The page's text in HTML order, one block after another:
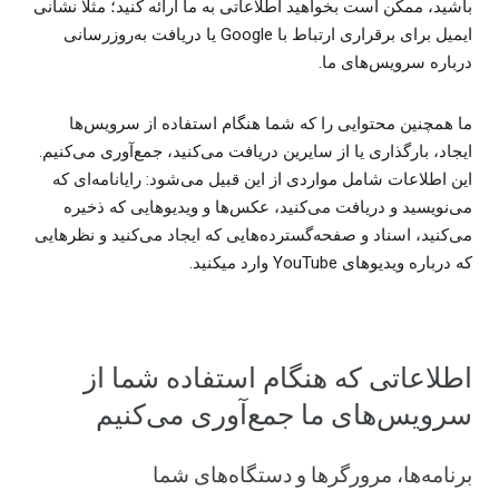
باشید، ممکن است بخواهید اطلاعاتی به ما ارائه کنید؛ مثلاً نشانی
ایمیل برای برقراری ارتباط با Google یا دریافت به‌روزرسانی
درباره سرویس‌های ما.
ما همچنین محتوایی را که شما هنگام استفاده از سرویس‌ها
ایجاد، بارگذاری یا از سایرین دریافت می‌کنید، جمع‌آوری می‌کنیم.
این اطلاعات شامل مواردی از این قبیل می‌شود: رایانامه‌ای که
می‌نویسید و دریافت می‌کنید، عکس‌ها و ویدیوهایی که ذخیره
می‌کنید، اسناد و صفحه‌گسترده‌هایی که ایجاد می‌کنید و نظرهایی
که درباره ویدیوهای YouTube وارد میکنید.
اطلاعاتی که هنگام استفاده شما از
سرویس‌های ما جمع‌‌آوری می‌کنیم
برنامه‌ها، مرورگرها و دستگاه‌های شما